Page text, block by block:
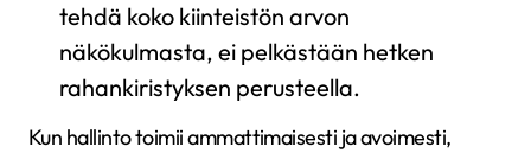
tehdä koko kiinteistön arvon
näkökulmasta, ei pelkästään hetken
rahankiristyksen perusteella.
Kun hallinto toimii ammattimaisesti ja avoimesti,